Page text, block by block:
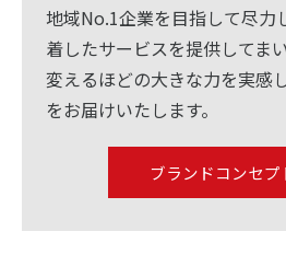
地域No.1企業を目指して尽力
着したサービスを提供してま
変えるほどの大きな力を実感
をお届けいたします。
ブランドコンセプ